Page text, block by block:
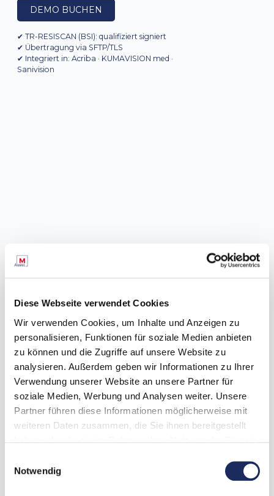
Diese Webseite verwendet Cookies
Wir verwenden Cookies, um Inhalte und Anzeigen zu
personalisieren, Funktionen für soziale Medien anbieten
zu können und die Zugriffe auf unsere Website zu
analysieren. Außerdem geben wir Informationen zu Ihrer
Verwendung unserer Website an unsere Partner für
soziale Medien, Werbung und Analysen weiter. Unsere
Partner führen diese Informationen möglicherweise mit
weiteren Daten zusammen, die Sie ihnen bereitgestellt
Sie unter:Datenschutz
Notwendig
DEMO BUCHEN
✔ TR-RESISCAN (BSI): qualifiziert signiert
✔ Übertragung via SFTP/TLS
✔ Integriert in: Acriba · KUMAVISION med ·
Sanivision